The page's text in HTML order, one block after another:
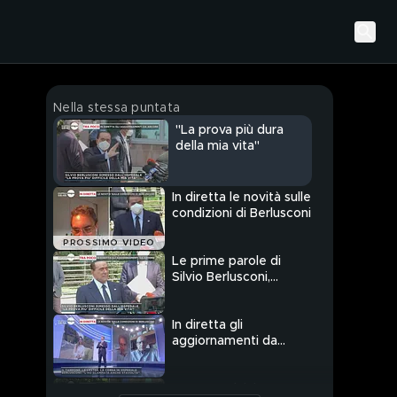
Nella stessa puntata
"La prova più dura
della mia vita"
PROSSIMO VIDEO
In diretta le novità sulle
condizioni di Berlusconi
Le prime parole di
Silvio Berlusconi,
In diretta gli
aggiornamenti da